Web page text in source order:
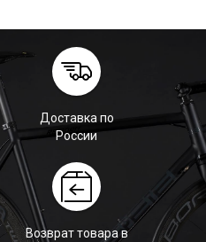
Доставка по
России
Возврат товара в